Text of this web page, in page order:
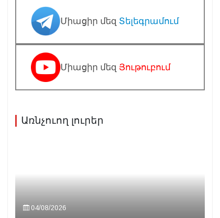
Միացիր մեզ Տելեգրամում
Միացիր մեզ Յութուբում
Առնչուող լուրեր
04/08/2026